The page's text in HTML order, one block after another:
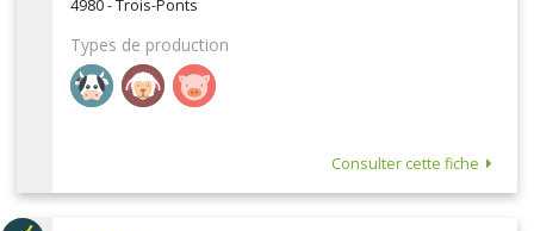
4980 - Trois-Ponts
Types de production
Consulter cette fiche